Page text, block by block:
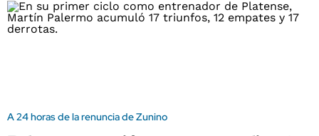
A 24 horas de la renuncia de Zunino